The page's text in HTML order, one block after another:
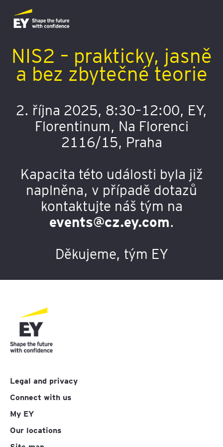
NIS2 – prakticky, jasně
a bez zbytečné teorie
2. října 2025, 8:30–12:00, EY,
Florentinum, Na Florenci
2116/15, Praha
Kapacita této události byla již
naplněna, v případě dotazů
kontaktujte náš tým na
events@cz.ey.com.
Děkujeme, tým EY
Legal and privacy
Connect with us
My EY
Our locations